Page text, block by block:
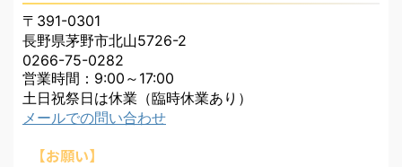
〒391-0301
長野県茅野市北山5726-2
0266-75-0282
営業時間：9:00～17:00
土日祝祭日は休業（臨時休業あり）
メールでの問い合わせ
【お願い】